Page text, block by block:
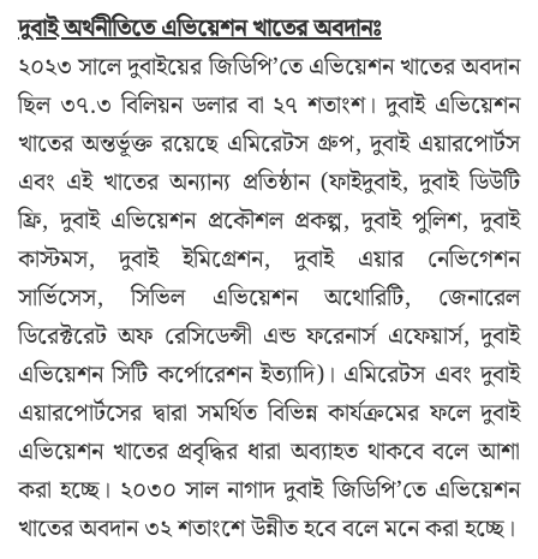
দুবাই অর্থনীতিতে এভিয়েশন খাতের অবদানঃ
২০২৩ সালে দুবাইয়ের জিডিপি’তে এভিয়েশন খাতের অবদান
ছিল ৩৭.৩ বিলিয়ন ডলার বা ২৭ শতাংশ। দুবাই এভিয়েশন
খাতের অন্তর্ভূক্ত রয়েছে এমিরেটস গ্রুপ, দুবাই এয়ারপোর্টস
এবং এই খাতের অন্যান্য প্রতিষ্ঠান (ফাইদুবাই, দুবাই ডিউটি
ফ্রি, দুবাই এভিয়েশন প্রকৌশল প্রকল্প, দুবাই পুলিশ, দুবাই
কাস্টমস, দুবাই ইমিগ্রেশন, দুবাই এয়ার নেভিগেশন
সার্ভিসেস, সিভিল এভিয়েশন অথোরিটি, জেনারেল
ডিরেক্টরেট অফ রেসিডেন্সী এন্ড ফরেনার্স এফেয়ার্স, দুবাই
এভিয়েশন সিটি কর্পোরেশন ইত্যাদি)। এমিরেটস এবং দুবাই
এয়ারপোর্টসের দ্বারা সমর্থিত বিভিন্ন কার্যক্রমের ফলে দুবাই
এভিয়েশন খাতের প্রবৃদ্ধির ধারা অব্যাহত থাকবে বলে আশা
করা হচ্ছে। ২০৩০ সাল নাগাদ দুবাই জিডিপি’তে এভিয়েশন
খাতের অবদান ৩২ শতাংশে উন্নীত হবে বলে মনে করা হচ্ছে।